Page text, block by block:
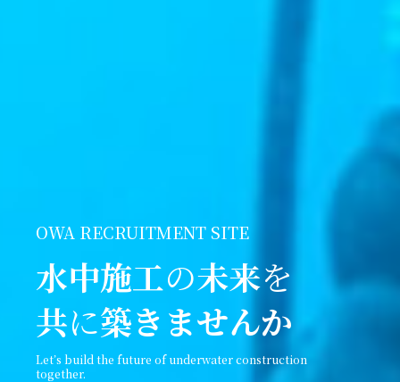
OWA RECRUITMENT SITE
水中施工の未来を
共に築きませんか
Let’s build the future of underwater construction
together.